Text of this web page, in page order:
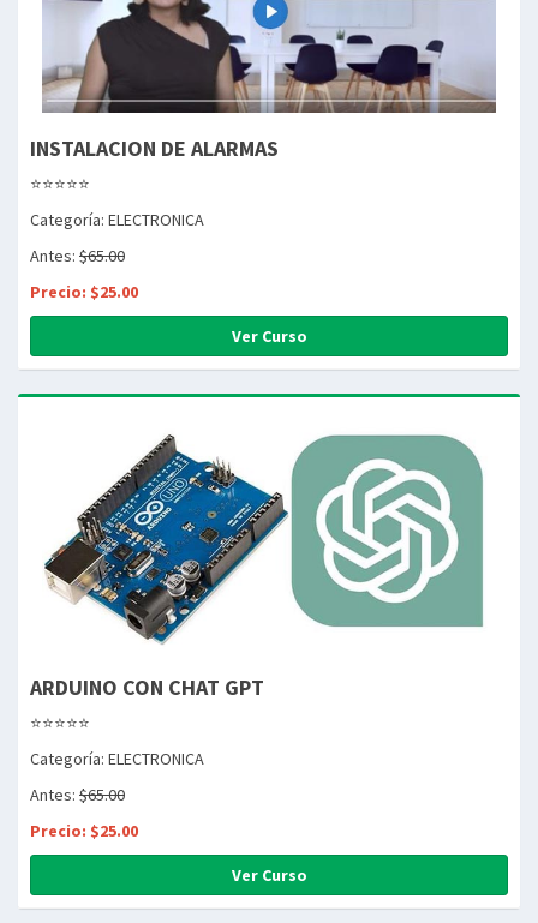
INSTALACION DE ALARMAS
⭐⭐⭐⭐⭐
Categoría: ELECTRONICA
Antes: $65.00
Precio: $25.00
Ver Curso
ARDUINO CON CHAT GPT
⭐⭐⭐⭐⭐
Categoría: ELECTRONICA
Antes: $65.00
Precio: $25.00
Ver Curso